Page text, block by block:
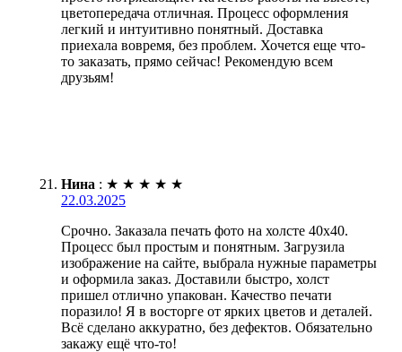
цветопередача отличная. Процесс оформления
легкий и интуитивно понятный. Доставка
приехала вовремя, без проблем. Хочется еще что-
то заказать, прямо сейчас! Рекомендую всем
друзьям!
Нина : ★ ★ ★ ★ ★
22.03.2025
Срочно. Заказала печать фото на холсте 40х40.
Процесс был простым и понятным. Загрузила
изображение на сайте, выбрала нужные параметры
и оформила заказ. Доставили быстро, холст
пришел отлично упакован. Качество печати
поразило! Я в восторге от ярких цветов и деталей.
Всё сделано аккуратно, без дефектов. Обязательно
закажу ещё что-то!